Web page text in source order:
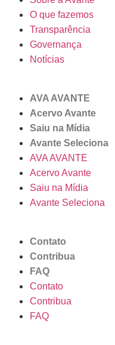
O que fazemos
Transparência
Governança
Notícias
AVA AVANTE
Acervo Avante
Saiu na Mídia
Avante Seleciona
AVA AVANTE
Acervo Avante
Saiu na Mídia
Avante Seleciona
Contato
Contribua
FAQ
Contato
Contribua
FAQ